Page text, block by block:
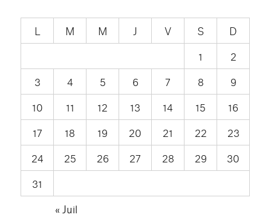
L M M J V S
D
1
2
3
4 5 6 7 8
9
10
11 12 13 14 15
16
17
18 19 20 21 22
23
24
25 26 27 28 29
30
31
« Juil